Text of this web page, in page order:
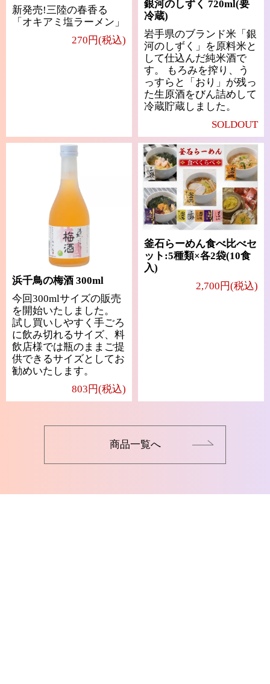
新発売!三陸の春香る
「オキアミ塩ラーメン」
270円(税込)
銀河のしずく 720ml(要
冷蔵)
岩手県のブランド米「銀
河のしずく」を原料米と
して仕込んだ純米酒で
す。 もろみを搾り、う
っすらと「おり」が残っ
た生原酒をびん詰めして
冷蔵貯蔵しました。
SOLDOUT
浜千鳥の梅酒 300ml
今回300mlサイズの販売
を開始いたしました。
試し買いしやすく手ごろ
に飲み切れるサイズ、料
飲店様では瓶のままご提
供できるサイズとしてお
勧めいたします。
803円(税込)
釜石らーめん食べ比べセ
ット:5種類×各2袋(10食
入)
2,700円(税込)
商品一覧へ